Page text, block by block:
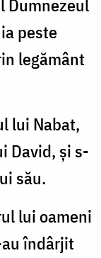
Dumnezeul
peste
legământ
lui Nabat,
David, şi s-
său.
lui oameni
îndârjit